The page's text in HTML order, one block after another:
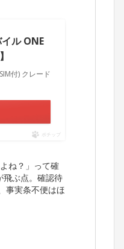
ル ONE
付) クレード
ポチップ
ね？」って確
飛ぶ点。確認待
事実条不便はほ